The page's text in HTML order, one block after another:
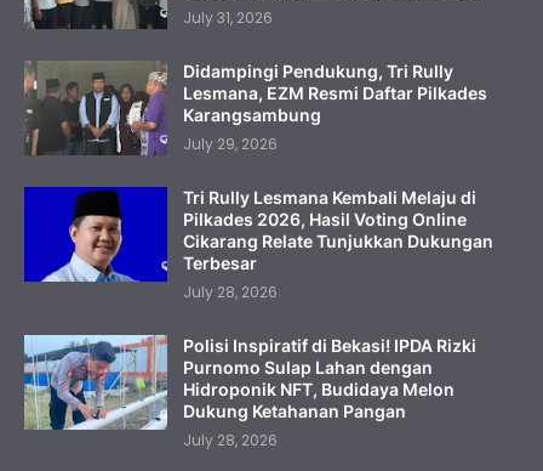
July 31, 2026
Didampingi Pendukung, Tri Rully
Lesmana, EZM Resmi Daftar Pilkades
Karangsambung
July 29, 2026
Tri Rully Lesmana Kembali Melaju di
Pilkades 2026, Hasil Voting Online
Cikarang Relate Tunjukkan Dukungan
Terbesar
July 28, 2026
Polisi Inspiratif di Bekasi! IPDA Rizki
Purnomo Sulap Lahan dengan
Hidroponik NFT, Budidaya Melon
Dukung Ketahanan Pangan
July 28, 2026